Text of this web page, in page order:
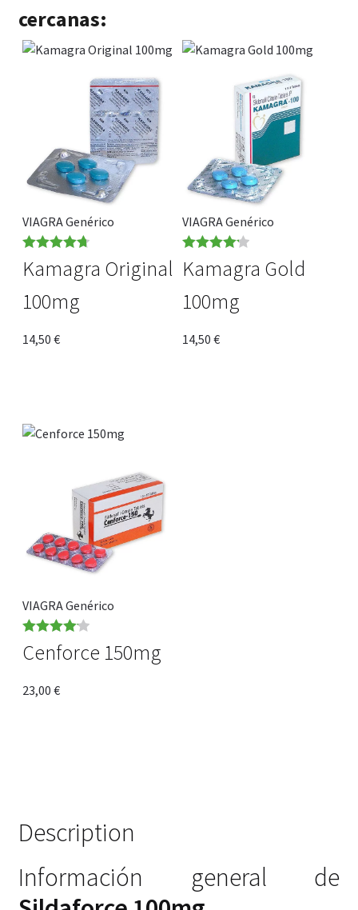
cercanas:
VIAGRA Genérico
Rated
Kamagra Original
100mg
14,50 €
VIAGRA Genérico
Rated
Kamagra Gold
100mg
14,50 €
VIAGRA Genérico
Rated
4.14
Cenforce 150mg
23,00 €
Description
Información general de